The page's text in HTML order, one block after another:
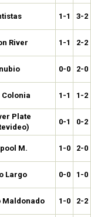
1-1 3-2
River 1-1 2-2
0-0 2-0
Colonia 1-1 1-2
Plate
0-1 0-2
M. 1-0 2-0
Largo 0-0 1-0
Maldonado 1-0 2-2